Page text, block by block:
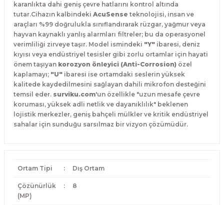
karanlıkta dahi geniş çevre hatlarını kontrol altında
tutar.Cihazın kalbindeki AcuSense teknolojisi, insan ve
araçları %99 doğrulukla sınıflandırarak rüzgar, yağmur veya
hayvan kaynaklı yanlış alarmları filtreler; bu da operasyonel
verimliliği zirveye taşır. Model ismindeki "Y" ibaresi, deniz
kıyısı veya endüstriyel tesisler gibi zorlu ortamlar için hayati
önem taşıyan korozyon önleyici (Anti-Corrosion) özel
kaplamayı; "U" ibaresi ise ortamdaki seslerin yüksek
kalitede kaydedilmesini sağlayan dahili mikrofon desteğini
temsil eder. surviku.com'un özellikle "uzun mesafe çevre
koruması, yüksek adli netlik ve dayanıklılık" beklenen
lojistik merkezler, geniş bahçeli mülkler ve kritik endüstriyel
sahalar için sunduğu sarsılmaz bir vizyon çözümüdür.
Ortam Tipi : Dış Ortam
Çözünürlük
(MP)
: 8